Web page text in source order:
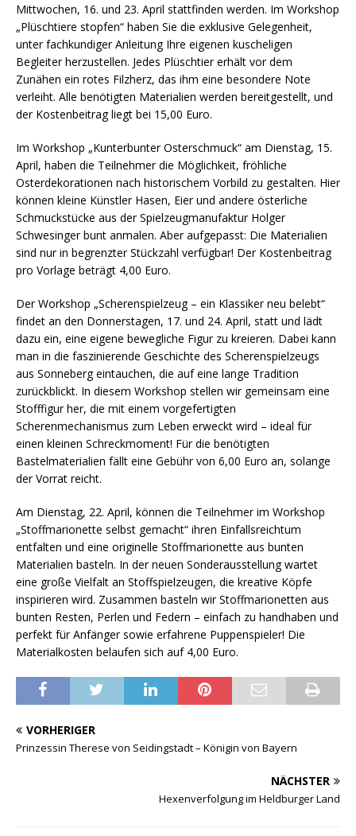
Mittwochen, 16. und 23. April stattfinden werden. Im Workshop
„Plüschtiere stopfen“ haben Sie die exklusive Gelegenheit,
unter fachkundiger Anleitung Ihre eigenen kuscheligen
Begleiter herzustellen. Jedes Plüschtier erhält vor dem
Zunähen ein rotes Filzherz, das ihm eine besondere Note
verleiht. Alle benötigten Materialien werden bereitgestellt, und
der Kostenbeitrag liegt bei 15,00 Euro.
Im Workshop „Kunterbunter Osterschmuck“ am Dienstag, 15.
April, haben die Teilnehmer die Möglichkeit, fröhliche
Osterdekorationen nach historischem Vorbild zu gestalten. Hier
können kleine Künstler Hasen, Eier und andere österliche
Schmuckstücke aus der Spielzeugmanufaktur Holger
Schwesinger bunt anmalen. Aber aufgepasst: Die Materialien
sind nur in begrenzter Stückzahl verfügbar! Der Kostenbeitrag
pro Vorlage beträgt 4,00 Euro.
Der Workshop „Scherenspielzeug – ein Klassiker neu belebt“
findet an den Donnerstagen, 17. und 24. April, statt und lädt
dazu ein, eine eigene bewegliche Figur zu kreieren. Dabei kann
man in die faszinierende Geschichte des Scherenspielzeugs
aus Sonneberg eintauchen, die auf eine lange Tradition
zurückblickt. In diesem Workshop stellen wir gemeinsam eine
Stofffigur her, die mit einem vorgefertigten
Scherenmechanismus zum Leben erweckt wird – ideal für
einen kleinen Schreckmoment! Für die benötigten
Bastelmaterialien fällt eine Gebühr von 6,00 Euro an, solange
der Vorrat reicht.
Am Dienstag, 22. April, können die Teilnehmer im Workshop
„Stoffmarionette selbst gemacht“ ihren Einfallsreichtum
entfalten und eine originelle Stoffmarionette aus bunten
Materialien basteln. In der neuen Sonderausstellung wartet
eine große Vielfalt an Stoffspielzeugen, die kreative Köpfe
inspirieren wird. Zusammen basteln wir Stoffmarionetten aus
bunten Resten, Perlen und Federn – einfach zu handhaben und
perfekt für Anfänger sowie erfahrene Puppenspieler! Die
Materialkosten belaufen sich auf 4,00 Euro.
VORHERIGER
Prinzessin Therese von Seidingstadt – Königin von Bayern
NÄCHSTER
Hexenverfolgung im Heldburger Land